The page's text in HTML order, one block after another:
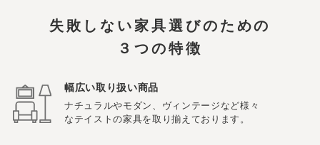
失敗しない家具選びのための
３つの特徴
幅広い取り扱い商品
ナチュラルやモダン、ヴィンテージなど様々
なテイストの家具を取り揃えております。